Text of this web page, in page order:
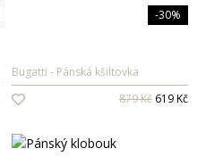
-30%
Bugatti
Pánská kšiltovka
879 Kč 619 Kč